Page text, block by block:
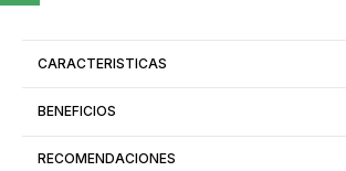
CARACTERISTICAS
BENEFICIOS
RECOMENDACIONES